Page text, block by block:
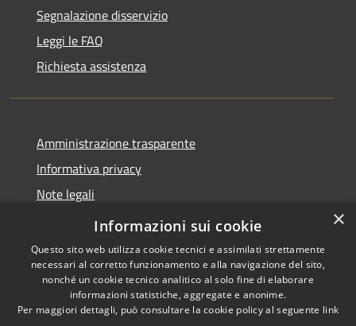
Segnalazione disservizio
Leggi le FAQ
Richiesta assistenza
Amministrazione trasparente
Informativa privacy
Note legali
Dichiarazione di accessibilità
Accessibilità
Copyright © 2026 • Comune di
Abbateggio • Powered by
×
Informazioni sui cookie
Questo sito web utilizza cookie tecnici e assimilati strettamente
necessari al corretto funzionamento e alla navigazione del sito,
nonché un cookie tecnico analitico al solo fine di elaborare
informazioni statistiche, aggregate e anonime.
Per maggiori dettagli, può consultare la cookie policy al seguente link